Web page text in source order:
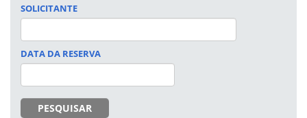
SOLICITANTE
DATA DA RESERVA
PESQUISAR